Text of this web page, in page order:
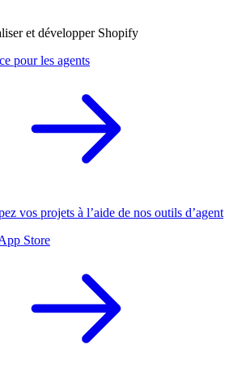
et développer Shopify
pour les agents
vos projets à l’aide de nos outils d’agent
Store